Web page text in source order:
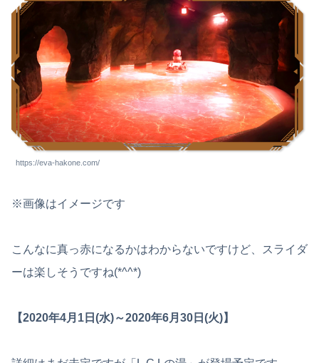
https://eva-hakone.com/
※画像はイメージです
こんなに真っ赤になるかはわからないですけど、スライダ
ーは楽しそうですね(*^^*)
【2020年4月1日(水)～2020年6月30日(火)】